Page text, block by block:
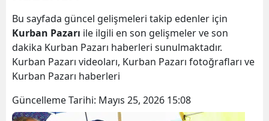
Bu sayfada güncel gelişmeleri takip edenler için
Kurban Pazarı ile ilgili en son gelişmeler ve son
dakika Kurban Pazarı haberleri sunulmaktadır.
Kurban Pazarı videoları, Kurban Pazarı fotoğrafları ve
Kurban Pazarı haberleri
Güncelleme Tarihi: Mayıs 25, 2026 15:08